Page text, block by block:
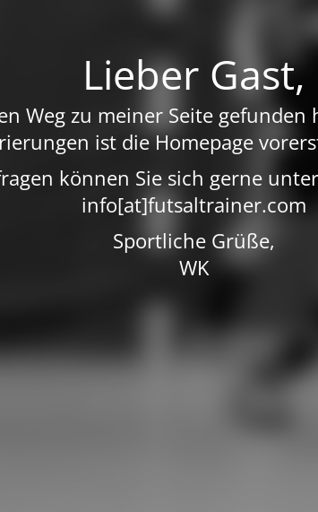
Lieber Gast,
Weg zu meiner Seite
ist die Homepage
können Sie sich gerne
info[at]futsaltrainer.com
Sportliche Grüße,
WK